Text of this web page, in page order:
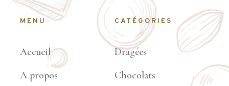
MENU
Accueil
A propos
CATÉGORIES
Dragées
Chocolats